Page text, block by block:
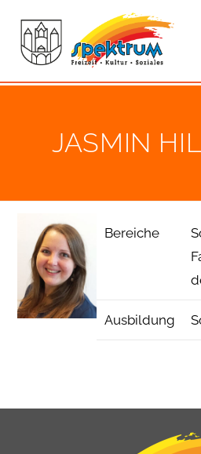
Inhalt
springen
JAS­MIN
Bereiche
Ausbildung